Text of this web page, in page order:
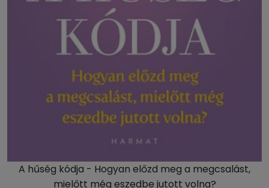
A hűség kódja - Hogyan előzd meg a megcsalást,
mielőtt még eszedbe jutott volna?